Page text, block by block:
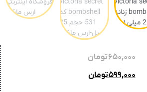
۶۵۰,۰۰۰تومان
۵۹۹,۰۰۰تومان